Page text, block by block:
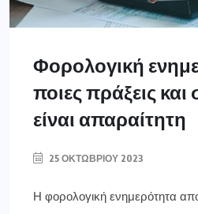
Φορολογική
ποιες πράξεις
είναι απαραίτητη
25 ΟΚΤΩΒΡΊΟΥ 2023
Η φορολογική ενημερότητα